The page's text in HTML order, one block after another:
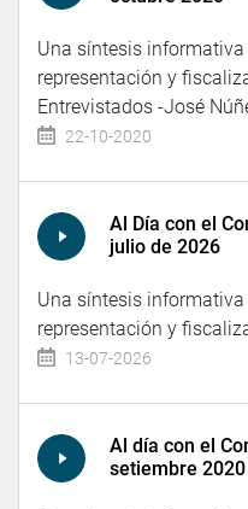
Una síntesis
representación y
Entrevistados -José
22-10-2020
Al Día con el
julio de 2026
Una síntesis
representación y
13-07-2026
Al día con el
setiembre 2020